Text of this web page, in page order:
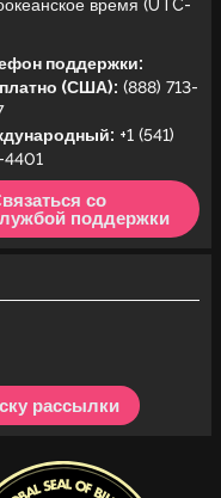
время (UTC-
поддержки:
(США): (888) 713-
+1 (541)
со
поддержки
рассылки